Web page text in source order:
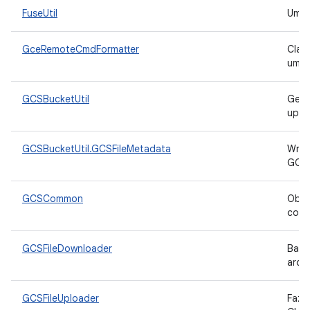
FuseUtil
GceRemoteCmdFormatter
um
GCSBucketUtil
GCSBucketUtil.GCSFileMetadata
GCSCommon
GCSFileDownloader
GCSFileUploader
Faz